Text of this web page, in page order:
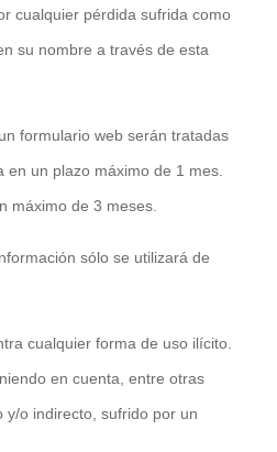
cualquier pérdida sufrida como
su nombre a través de esta
formulario web serán tratadas
en un plazo máximo de 1 mes.
máximo de 3 meses.
sólo se utilizará de
cualquier forma de uso ilícito.
en cuenta, entre otras
y/o indirecto, sufrido por un